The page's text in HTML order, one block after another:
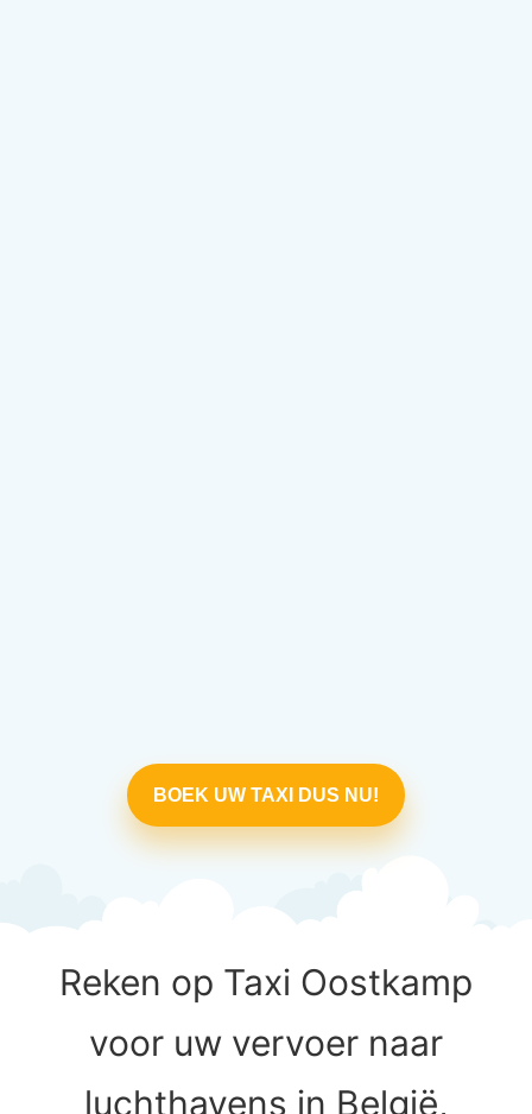
BOEK UW TAXI DUS NU!
Reken op Taxi Oostkamp
voor uw vervoer naar
luchthavens in België,